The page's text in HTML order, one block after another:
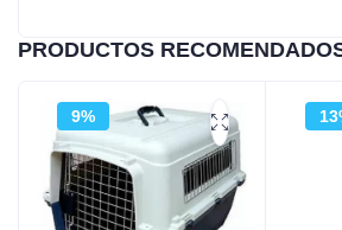
PRODUCTOS
9%